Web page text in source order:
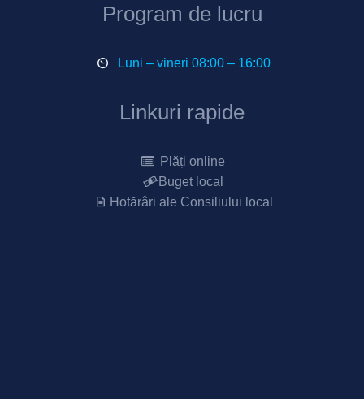
Program de lucru
Luni – vineri 08:00 – 16:00
Linkuri rapide
Plăți online
Buget local
Hotărâri ale Consiliului local